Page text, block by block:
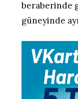
beraberinde
güneyinde